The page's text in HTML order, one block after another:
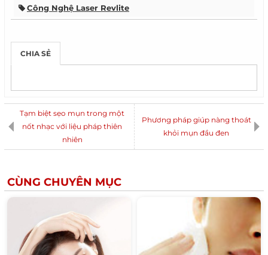
Công Nghệ Laser Revlite
CHIA SẺ
Tạm biệt sẹo mụn trong một
nốt nhạc với liệu pháp thiên
nhiên
Phương pháp giúp nàng thoát
khỏi mụn đầu đen
CÙNG CHUYÊN MỤC